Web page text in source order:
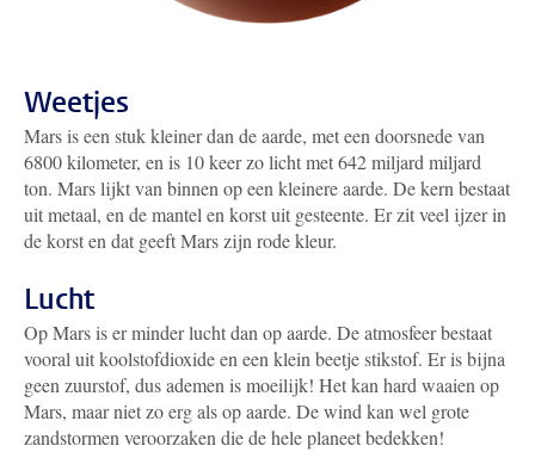
Weetjes
Mars is een stuk kleiner dan de aarde, met een doorsnede van
6800 kilometer, en is 10 keer zo licht met 642 miljard miljard
ton. Mars lijkt van binnen op een kleinere aarde. De kern bestaat
uit metaal, en de mantel en korst uit gesteente. Er zit veel ijzer in
de korst en dat geeft Mars zijn rode kleur.
Lucht
Op Mars is er minder lucht dan op aarde. De atmosfeer bestaat
vooral uit koolstofdioxide en een klein beetje stikstof. Er is bijna
geen zuurstof, dus ademen is moeilijk! Het kan hard waaien op
Mars, maar niet zo erg als op aarde. De wind kan wel grote
zandstormen veroorzaken die de hele planeet bedekken!